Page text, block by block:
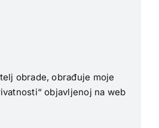
obrade, obrađuje moje
objavljenoj na web